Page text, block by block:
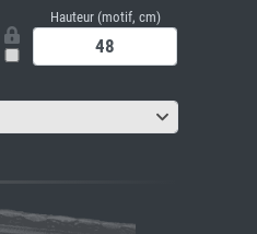
Hauteur (motif, cm)